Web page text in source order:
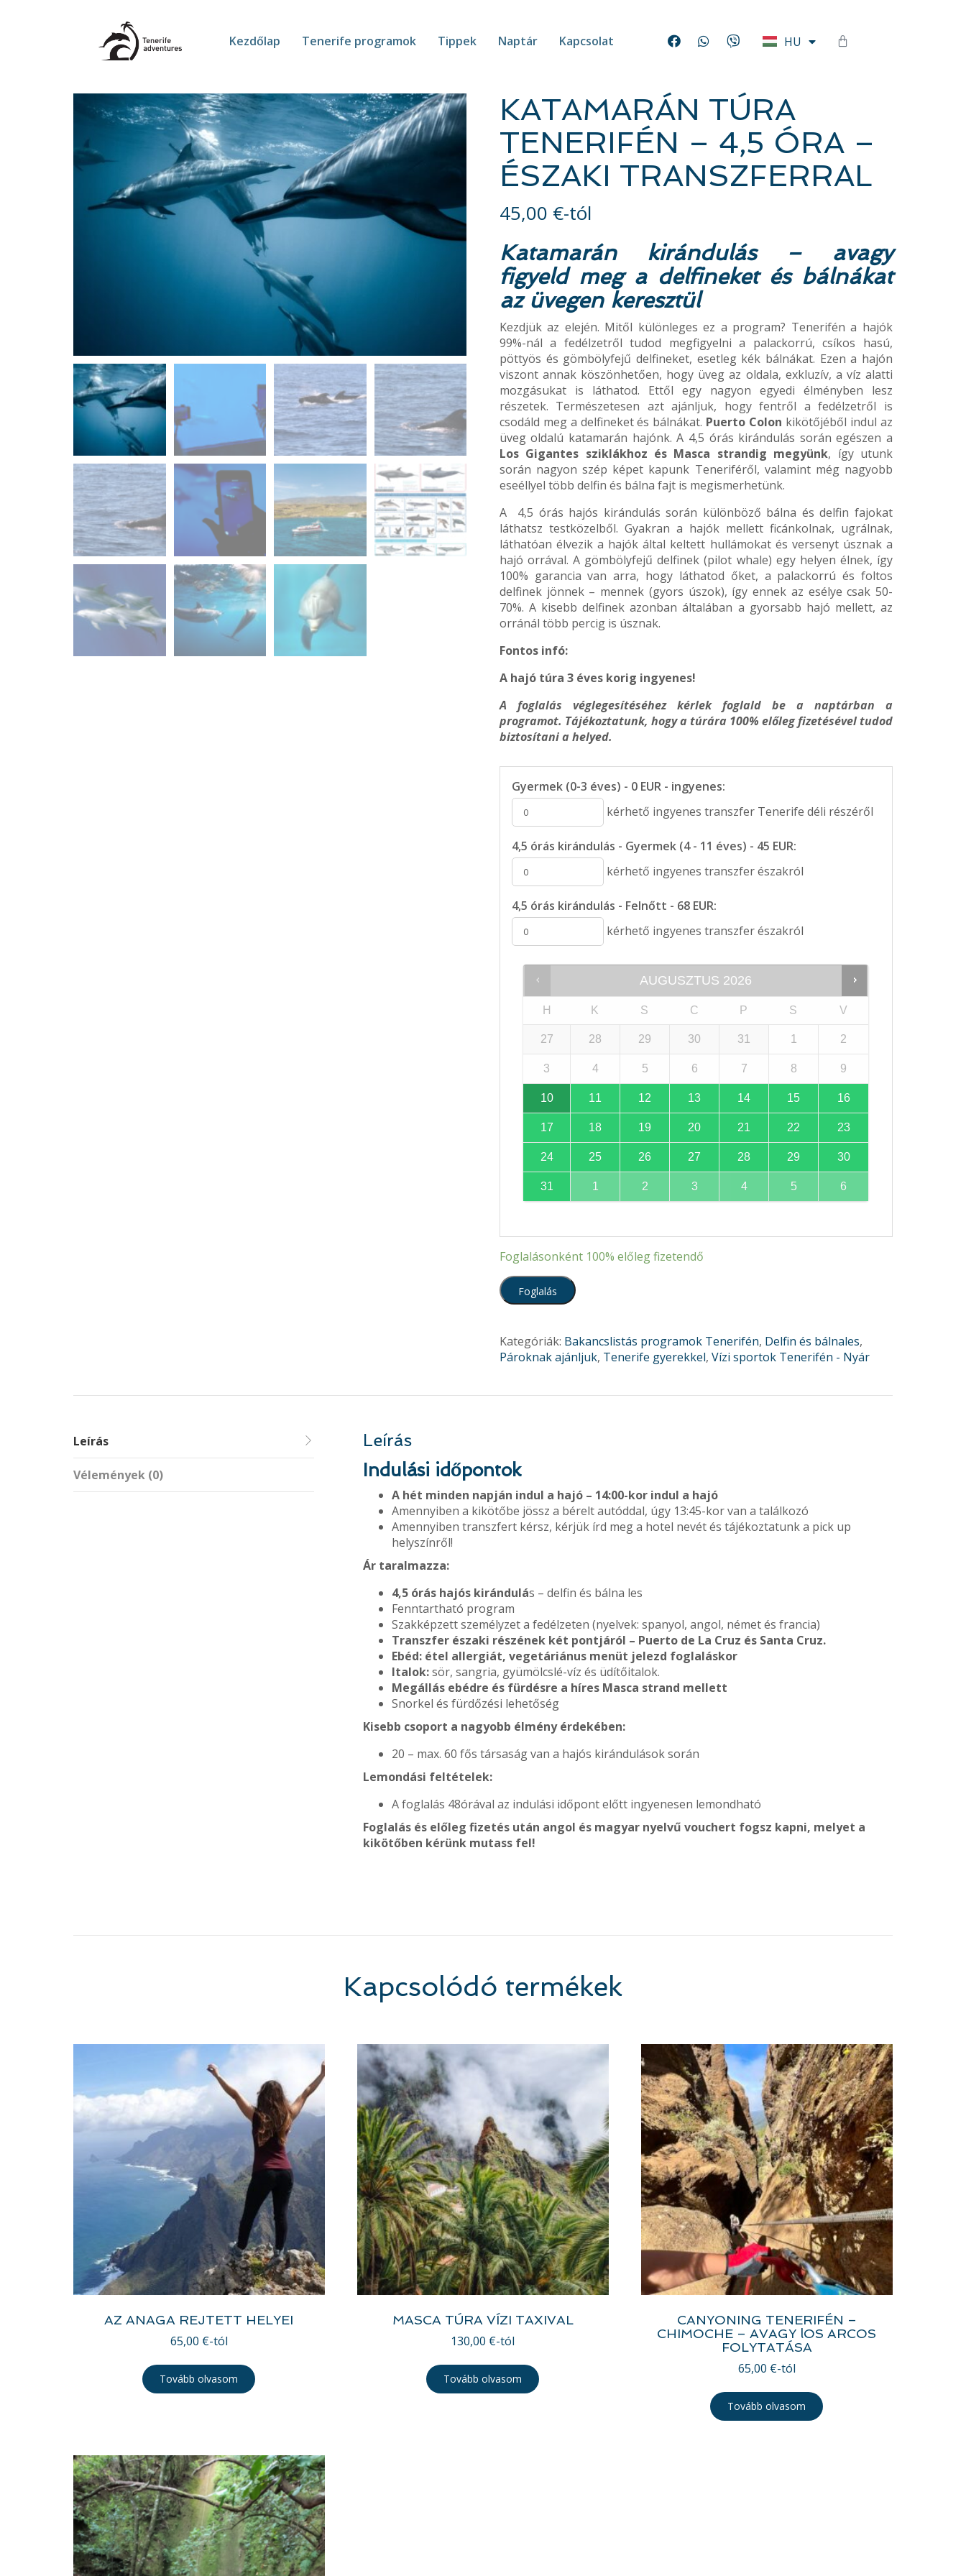
Kezdőlap Tenerife programok Tippek Naptár Kapcsolat HU
DE
KATAMARÁN TÚRA
TENERIFÉN – 4,5 ÓRA –
ÉSZAKI TRANSZFERRAL
45,00 €-tól
Katamarán kirándulás – avagy
figyeld meg a delfineket és bálnákat
az üvegen keresztül
Kezdjük az elején. Mitől különleges ez a program? Tenerifén a hajók
99%-nál a fedélzetről tudod megfigyelni a palackorrú, csíkos hasú,
pöttyös és gömbölyfejű delfineket, esetleg kék bálnákat. Ezen a hajón
viszont annak köszönhetően, hogy üveg az oldala, exkluzív, a víz alatti
mozgásukat is láthatod. Ettől egy nagyon egyedi élményben lesz
részetek. Természetesen azt ajánljuk, hogy fentről a fedélzetről is
csodáld meg a delfineket és bálnákat. Puerto Colon kikötőjéből indul az
üveg oldalú katamarán hajónk. A 4,5 órás kirándulás során egészen a
Los Gigantes sziklákhoz és Masca strandig megyünk, így utunk
során nagyon szép képet kapunk Teneriféről, valamint még nagyobb
eseéllyel több delfin és bálna fajt is megismerhetünk.
A 4,5 órás hajós kirándulás során különböző bálna és delfin fajokat
láthatsz testközelből. Gyakran a hajók mellett ficánkolnak, ugrálnak,
láthatóan élvezik a hajók által keltett hullámokat és versenyt úsznak a
hajó orrával. A gömbölyfejű delfinek (pilot whale) egy helyen élnek, így
100% garancia van arra, hogy láthatod őket, a palackorrú és foltos
delfinek jönnek – mennek (gyors úszok), így ennek az esélye csak 50-
70%. A kisebb delfinek azonban általában a gyorsabb hajó mellett, az
orránál több percig is úsznak.
Fontos infó:
A hajó túra 3 éves korig ingyenes!
A foglalás véglegesítéséhez kérlek foglald be a naptárban a
programot. Tájékoztatunk, hogy a túrára 100% előleg fizetésével tudod
biztosítani a helyed.
Gyermek (0-3 éves) - 0 EUR - ingyenes:
kérhető ingyenes transzfer Tenerife déli részéről
4,5 órás kirándulás - Gyermek (4 - 11 éves) - 45 EUR:
kérhető ingyenes transzfer északról
4,5 órás kirándulás - Felnőtt - 68 EUR:
kérhető ingyenes transzfer északról
AUGUSZTUS 2026
H K S C P S V
27 28 29 30 31 1 2
3 4 5 6 7 8 9
10 11 12 13 14 15 16
17 18 19 20 21 22 23
24 25 26 27 28 29 30
31 1 2 3 4 5 6
Foglalásonként 100% előleg fizetendő
Foglalás
Kategóriák: Bakancslistás programok Tenerifén, Delfin és bálnales,
Pároknak ajánljuk, Tenerife gyerekkel, Vízi sportok Tenerifén - Nyár
Leírás
Vélemények (0)
Leírás
Indulási időpontok
A hét minden napján indul a hajó – 14:00-kor indul a hajó
Amennyiben a kikötőbe jössz a bérelt autóddal, úgy 13:45-kor van a találkozó
Amennyiben transzfert kérsz, kérjük írd meg a hotel nevét és tájékoztatunk a pick up
helyszínről!
Ár taralmazza:
4,5 órás hajós kirándulás – delfin és bálna les
Fenntartható program
Szakképzett személyzet a fedélzeten (nyelvek: spanyol, angol, német és francia)
Transzfer északi részének két pontjáról – Puerto de La Cruz és Santa Cruz.
Ebéd: étel allergiát, vegetáriánus menüt jelezd foglaláskor
Italok:sör, sangria, gyümölcslé-víz és üdítőitalok.
Megállás ebédre és fürdésre a híres Masca strand mellett
Snorkel és fürdőzési lehetőség
Kisebb csoport a nagyobb élmény érdekében:
20 – max. 60 fős társaság van a hajós kirándulások során
Lemondási feltételek:
A foglalás 48órával az indulási időpont előtt ingyenesen lemondható
Foglalás és előleg fizetés után angol és magyar nyelvű vouchert fogsz kapni, melyet a
kikötőben kérünk mutass fel!
Kapcsolódó termékek
AZ ANAGA REJTETT HELYEI
65,00 €-tól
Tovább olvasom
MASCA TÚRA VÍZI TAXIVAL
130,00 €-tól
Tovább olvasom
CANYONING TENERIFÉN –
CHIMOCHE – AVAGY lOS ARCOS
FOLYTATÁSA
65,00 €-tól
Tovább olvasom